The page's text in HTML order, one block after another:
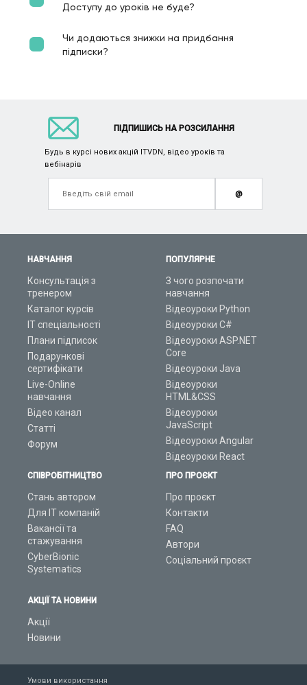
Доступу до уроків не буде?
Чи додаються знижки на придбання
підписки?
НАВЧАННЯ
Консультація з
тренером
Каталог курсів
ІТ спеціальності
Плани підписок
Подарункові
сертифікати
Live-Online
навчання
Відео канал
Статті
Форум
ПОПУЛЯРНЕ
З чого розпочати
навчання
Відеоуроки Python
Відеоуроки C#
Відеоуроки ASP.NET
Core
Відеоуроки Java
Відеоуроки
HTML&CSS
Відеоуроки
JavaScript
Відеоуроки Angular
Відеоуроки React
СПІВРОБІТНИЦТВО
Стань автором
Для ІТ компаній
Вакансії та
стажування
CyberBionic
Systematics
АКЦІЇ ТА НОВИНИ
Акції
Новини
ПРО ПРОЄКТ
Про проєкт
Контакти
FAQ
Автори
Соціальний проєкт
ПІДПИШИСЬ НА РОЗСИЛАННЯ
Будь в курсі нових акцій ITVDN, відео уроків та
вебінарів
@
Умови використання